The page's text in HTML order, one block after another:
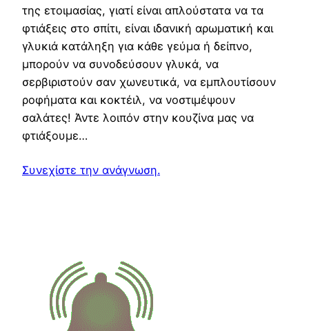
της ετοιμασίας, γιατί είναι απλούστατα να τα
φτιάξεις στο σπίτι, είναι ιδανική αρωματική και
γλυκιά κατάληξη για κάθε γεύμα ή δείπνο,
μπορούν να συνοδεύσουν γλυκά, να
σερβιριστούν σαν χωνευτικά, να εμπλουτίσουν
ροφήματα και κοκτέιλ, να νοστιμέψουν
σαλάτες! Άντε λοιπόν στην κουζίνα μας να
φτιάξουμε…
Συνεχίστε την ανάγνωση.